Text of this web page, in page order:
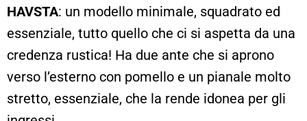
HAVSTA: un modello minimale, squadrato ed
essenziale, tutto quello che ci si aspetta da una
credenza rustica! Ha due ante che si aprono
verso l’esterno con pomello e un pianale molto
stretto, essenziale, che la rende idonea per gli